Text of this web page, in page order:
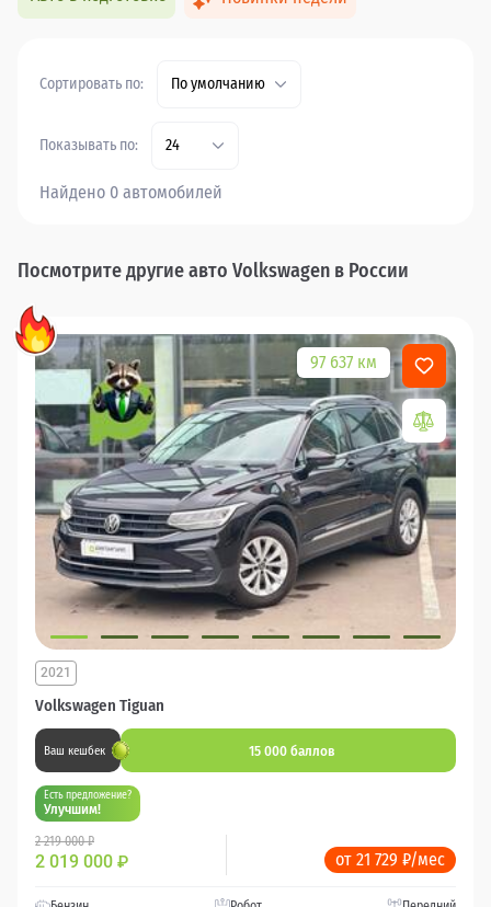
Сортировать по: По умолчанию
Показывать по: 24
Найдено 0 автомобилей
Посмотрите другие авто Volkswagen в России
97 637 км
Volkswagen Tiguan
2021
Ваш кешбек 15 000 баллов
Есть предложение?
Улучшим!
2 219 000 ₽
2 019 000 ₽ от 21 729 ₽/мес